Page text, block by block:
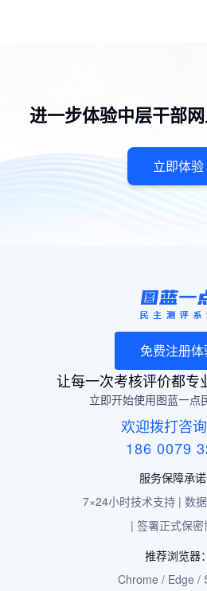
进一步体验中层干部
立即体验
免费注册
让每一次考核评价都专
立即开始使用图蓝一点
欢迎拨打咨
186 0079
服务保障承诺
7×24小时技术支持 | 数
| 签署正式保密
推荐浏览器：
Chrome / Edge /